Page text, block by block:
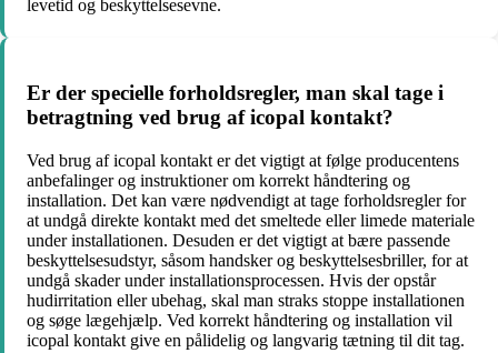
levetid og beskyttelsesevne.
Er der specielle forholdsregler, man skal tage i
betragtning ved brug af icopal kontakt?
Ved brug af icopal kontakt er det vigtigt at følge producentens
anbefalinger og instruktioner om korrekt håndtering og
installation. Det kan være nødvendigt at tage forholdsregler for
at undgå direkte kontakt med det smeltede eller limede materiale
under installationen. Desuden er det vigtigt at bære passende
beskyttelsesudstyr, såsom handsker og beskyttelsesbriller, for at
undgå skader under installationsprocessen. Hvis der opstår
hudirritation eller ubehag, skal man straks stoppe installationen
og søge lægehjælp. Ved korrekt håndtering og installation vil
icopal kontakt give en pålidelig og langvarig tætning til dit tag.